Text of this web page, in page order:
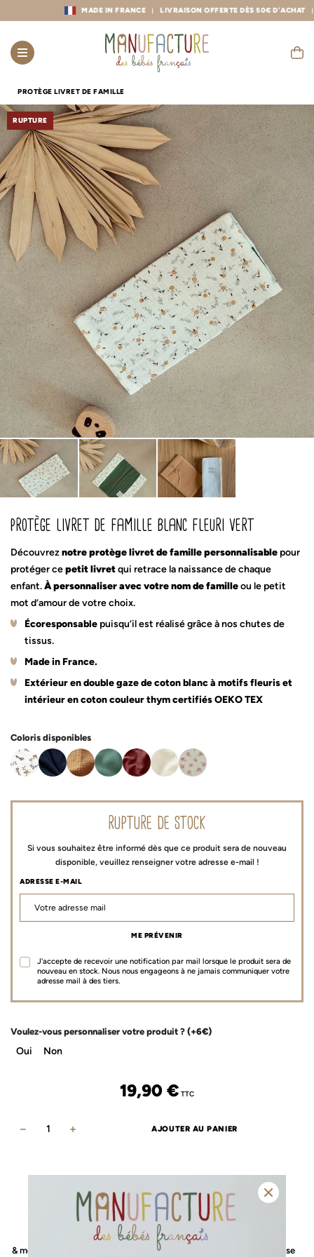
MADE IN FRANCE LIVRAISON OFFERTE DÈS 50€ D’ACHAT
PROTÈGE LIVRET DE FAMILLE
RUPTURE
protège livret de famille blanc fleuri vert
Découvreznotre protège livret de famille personnalisable pour
protéger cepetit livretqui retrace la naissance de chaque
enfant.À personnaliser avec votre nom de familleou le petit
mot d’amour de votre choix.
Écoresponsable puisqu’il est réalisé grâce à nos chutes de
tissus.
Made in France.
Extérieur en double gaze de coton blanc à motifs fleuris et
intérieur en coton couleur thym certifiés OEKO TEX
Coloris disponibles
rupture de stock
Si vous souhaitez être informé dès que ce produit sera de nouveau
disponible, veuillez renseigner votre adresse e-mail !
ADRESSE E-MAIL
ME PRÉVENIR
J'accepte de recevoir une notification par mail lorsque le produit sera de
nouveau en stock. Nous nous engageons à ne jamais communiquer votre
adresse mail à des tiers.
Voulez-vous personnaliser votre produit ? (+6€)
Oui Non
19,90 € TTC
fleuri
AJOUTER AU PANIER
jolie boîte
& message cadeau glissé dedans
savoir-faire
& fabrication 100% Française